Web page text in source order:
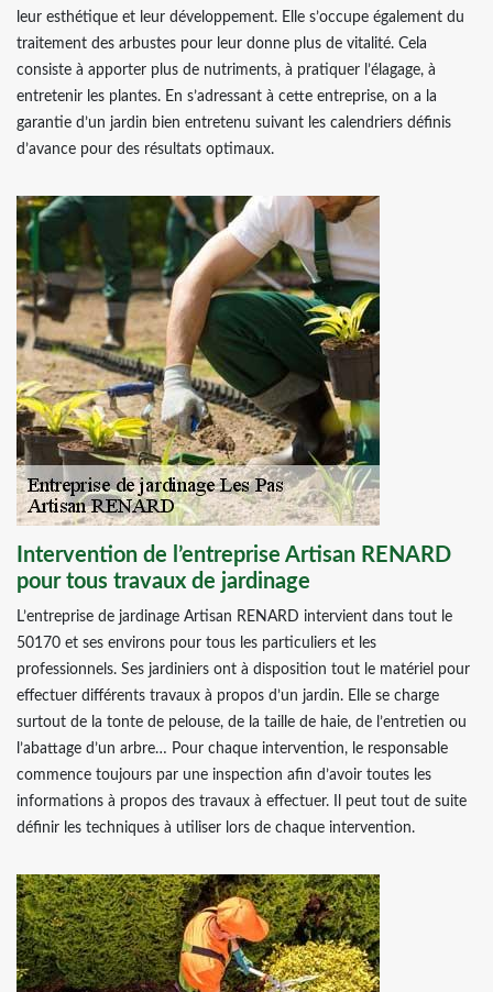
leur esthétique et leur développement. Elle s’occupe également du
traitement des arbustes pour leur donne plus de vitalité. Cela
consiste à apporter plus de nutriments, à pratiquer l’élagage, à
entretenir les plantes. En s’adressant à cette entreprise, on a la
garantie d’un jardin bien entretenu suivant les calendriers définis
d’avance pour des résultats optimaux.
Intervention de l’entreprise Artisan RENARD
pour tous travaux de jardinage
L’entreprise de jardinage Artisan RENARD intervient dans tout le
50170 et ses environs pour tous les particuliers et les
professionnels. Ses jardiniers ont à disposition tout le matériel pour
effectuer différents travaux à propos d’un jardin. Elle se charge
surtout de la tonte de pelouse, de la taille de haie, de l’entretien ou
l’abattage d’un arbre… Pour chaque intervention, le responsable
commence toujours par une inspection afin d’avoir toutes les
informations à propos des travaux à effectuer. Il peut tout de suite
définir les techniques à utiliser lors de chaque intervention.